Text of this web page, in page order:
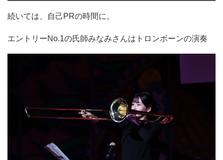
続いては、自己PRの時間に。
エントリーNo.1の氏師みなみさんはトロンボーンの演奏